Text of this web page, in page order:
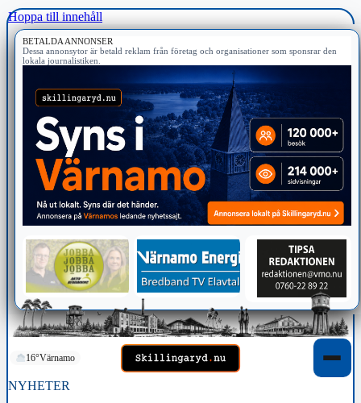
Hoppa till innehåll
BETALDA ANNONSER
Dessa annonsytor är betald reklam från företag och organisationer som sponsrar den
lokala journalistiken.
16°Värnamo
NYHETER